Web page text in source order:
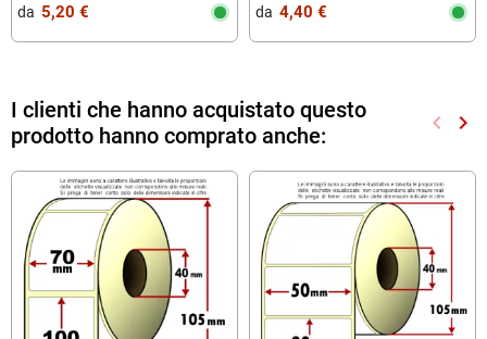
da‎ ‎ 5,20 € da‎ ‎ 4,40 €
I clienti che hanno acquistato questo
prodotto hanno comprato anche:
keyboard_arrow_left keyboard_arrow_right